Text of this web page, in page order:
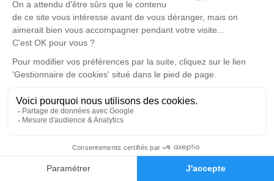
Faire-part Hommages
GUASTINI.
Un service de plantation d’arbre hommage est
disponible ici.
Je rends hommage
Crémation
Crématorium des Charmilles Chemin des
Charmilles